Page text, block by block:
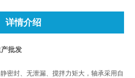
详情介绍
批发
密封、无泄漏、搅拌力矩大，轴承采用自